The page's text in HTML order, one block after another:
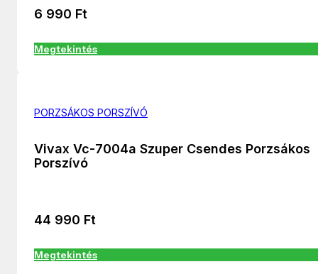
6 990 Ft
Megtekintés
PORZSÁKOS PORSZÍVÓ
Vivax Vc-7004a Szuper Csendes Porzsákos
Porszívó
44 990 Ft
Megtekintés